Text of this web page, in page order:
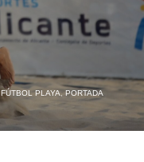
PLAYA,PORTADA